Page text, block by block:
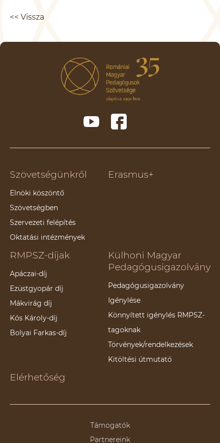
<< Vissza
Szövetségünkről
Elnöki köszöntő
Szövetségben
Szervezeti felépítés
Oktatási intézmények
Erasmus+
RMPSZ-díjak
Apáczai-díj
Ezüstgyopár díj
Mákvirág díj
Kós Károly-díj
Bolyai Farkas-díj
Külhoni Magyar
Pedagógusigazolvány
Pedagógusigazolvány
Igénylése
Könnyített igénylés RMPSZ-
tagoknak
Törvények/rendelkezések
Kitöltési útmutató
Elérhetőség
Támogatók
Partnereink